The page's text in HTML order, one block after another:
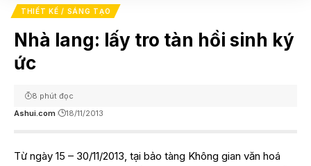
THIẾT KẾ / SÁNG TẠO
Nhà lang: lấy tro tàn hồi sinh ký
ức
Ashui.com 18/11/2013
8 phút đọc
Từ ngày 15 – 30/11/2013, tại bảo tàng Không gian văn hoá